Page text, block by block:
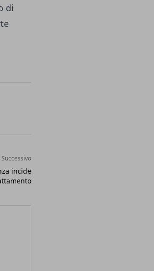
di
incide